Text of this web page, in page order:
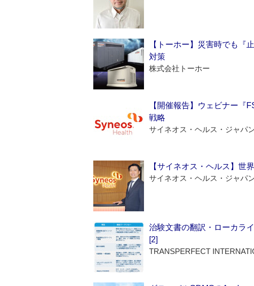
【トーホー】災害時でも
対策
株式会社トーホー
【開催報告】ウェビナー『
戦略
サイネオス・ヘルス・ジャパ
【サイネオス・ヘルス】世
サイネオス・ヘルス・ジャパ
治験文書の翻訳・ローカラ
[2]
TRANSPERFECT